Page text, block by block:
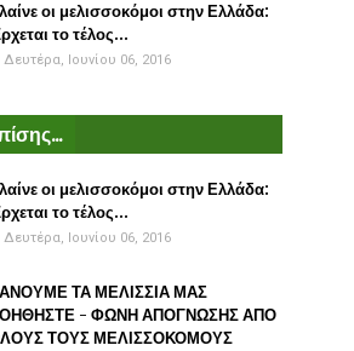
οι μελισσοκόμοι στην Ελλάδα:
το τέλος...
Δευτέρα, Ιουνίου 06, 2016
οι μελισσοκόμοι στην Ελλάδα:
το τέλος...
Δευτέρα, Ιουνίου 06, 2016
ΤΑ ΜΕΛΙΣΣΙΑ ΜΑΣ
- ΦΩΝΗ ΑΠΟΓΝΩΣΗΣ ΑΠΟ
ΤΟΥΣ ΜΕΛΙΣΣΟΚΟΜΟΥΣ